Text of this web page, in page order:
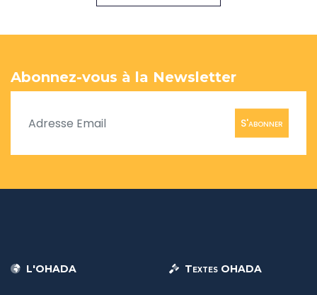
Abonnez-vous à la Newsletter
S'abonner
L'OHADA Textes OHADA